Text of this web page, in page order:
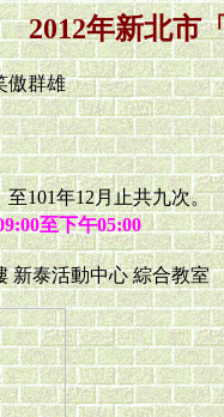
2012年新北市
傲群雄
101年12月止共九次。
至下午05:00
泰活動中心 綜合教室